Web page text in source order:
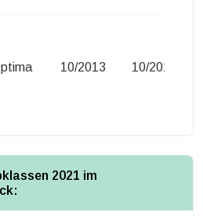
10/2013 10/2015
2021 im